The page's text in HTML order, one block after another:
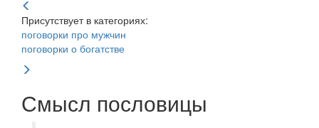
Присутствует в категориях:
поговорки про мужчин
поговорки о богатстве
Смысл пословицы